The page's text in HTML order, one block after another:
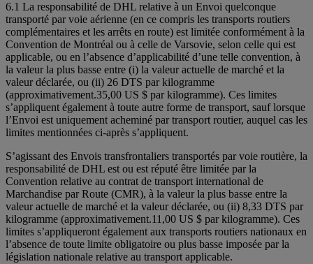
6.1 La responsabilité de DHL relative à un Envoi quelconque
transporté par voie aérienne (en ce compris les transports routiers
complémentaires et les arrêts en route) est limitée conformément à la
Convention de Montréal ou à celle de Varsovie, selon celle qui est
applicable, ou en l’absence d’applicabilité d’une telle convention, à
la valeur la plus basse entre (i) la valeur actuelle de marché et la
valeur déclarée, ou (ii) 26 DTS par kilogramme
(approximativement.35,00 US $ par kilogramme). Ces limites
s’appliquent également à toute autre forme de transport, sauf lorsque
l’Envoi est uniquement acheminé par transport routier, auquel cas les
limites mentionnées ci-après s’appliquent.
S’agissant des Envois transfrontaliers transportés par voie routière, la
responsabilité de DHL est ou est réputé être limitée par la
Convention relative au contrat de transport international de
Marchandise par Route (CMR), à la valeur la plus basse entre la
valeur actuelle de marché et la valeur déclarée, ou (ii) 8,33 DTS par
kilogramme (approximativement.11,00 US $ par kilogramme). Ces
limites s’appliqueront également aux transports routiers nationaux en
l’absence de toute limite obligatoire ou plus basse imposée par la
législation nationale relative au transport applicable.